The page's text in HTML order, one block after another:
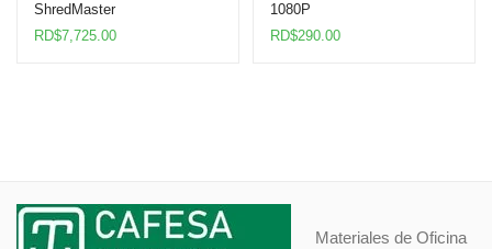
ShredMaster
RD$7,725.00
1080P
RD$290.00
Materiales de Oficina